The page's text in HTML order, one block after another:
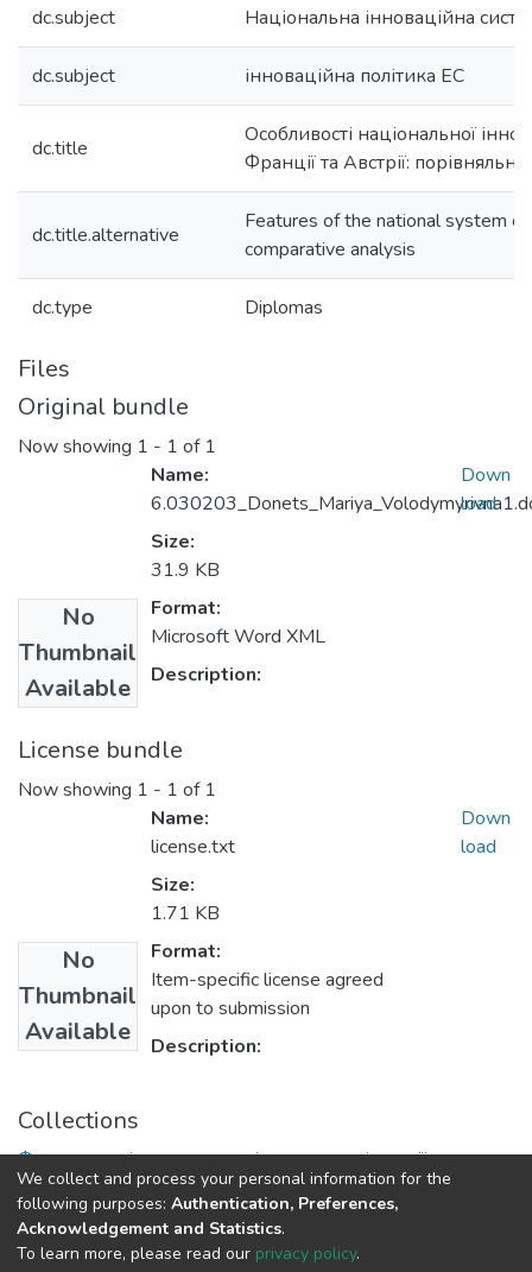
dc.subject Національна інноваційна
dc.subject інноваційна політика ЕС
dc.title
Особливості національної
Франції та Австрії:
dc.title.alternative
Features of the national system of
comparative analysis
dc.type Diplomas
Files
Original bundle
Now showing 1 - 1 of 1
No
Thumbnail
Available
Name:
Size:
31.9 KB
Format:
Microsoft Word XML
Description:
Down
load
License bundle
Now showing 1 - 1 of 1
No
Thumbnail
Available
Name:
license.txt
Size:
1.71 KB
Format:
Item-specific license agreed
upon to submission
Description:
Down
load
Collections
Факультет міжнародних відносин, політології та
соціології
We collect and process your personal information for the
following purposes: Authentication, Preferences,
Acknowledgement and Statistics.
To learn more, please read our privacy policy.